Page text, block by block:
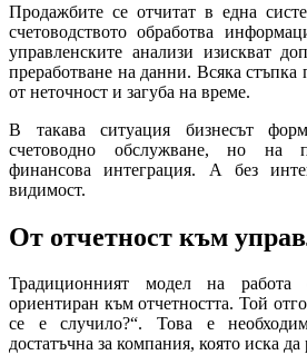
Продажбите се отчитат в една
счетоводството обработва
управленските анализи изискват
преработване на данни. Всяка стъпка
от неточност и загуба на време.
В такава ситуация бизнесът
счетоводно обслужване, но на
финансова интеграция. А без
видимост.
От отчетност към
Традиционният модел на работа
ориентиран към отчетността. Той
се е случило?“. Това е
достатъчна за компания, която иска да